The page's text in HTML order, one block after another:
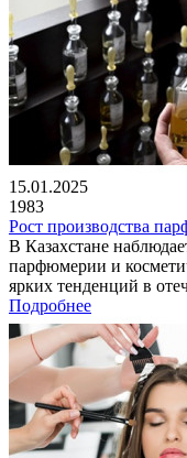
15.01.2025
1983
Рост производства
В Казахстане
парфюмерии и
ярких тенденций в
Подробнее